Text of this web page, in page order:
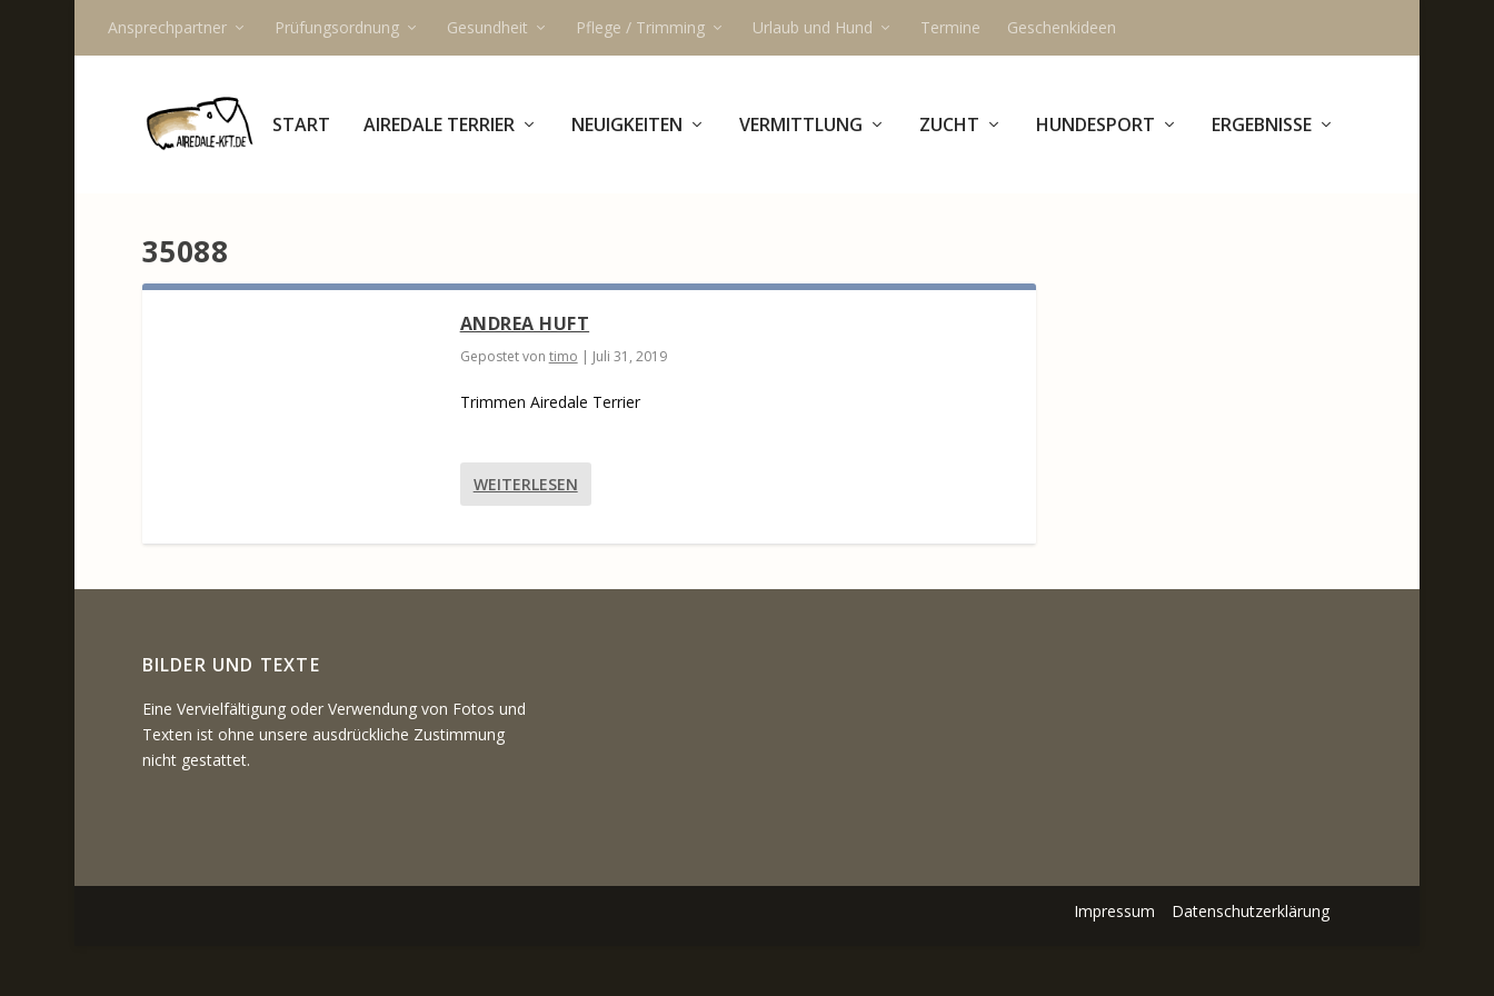
Ansprechpartner Prüfungsordnung Gesundheit Pflege / Trimming Urlaub und Hund Termine Geschenkideen
START AIREDALE TERRIER NEUIGKEITEN VERMITTLUNG ZUCHT HUNDESPORT ERGEBNISSE
35088
ANDREA HUFT
Gepostet von timo | Juli 31, 2019
Trimmen Airedale Terrier
WEITERLESEN
BILDER UND TEXTE
Eine Vervielfältigung oder Verwendung von Fotos und
Texten ist ohne unsere ausdrückliche Zustimmung
nicht gestattet.
Impressum Datenschutzerklärung